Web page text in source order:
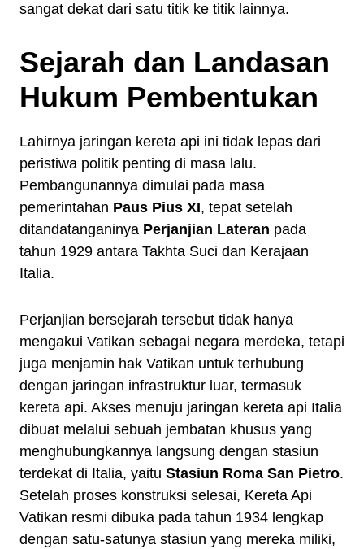
sangat dekat dari satu titik ke titik lainnya.
Sejarah dan Landasan
Hukum Pembentukan
Lahirnya jaringan kereta api ini tidak lepas dari
peristiwa politik penting di masa lalu.
Pembangunannya dimulai pada masa
pemerintahan Paus Pius XI, tepat setelah
ditandatanganinya Perjanjian Lateran pada
tahun 1929 antara Takhta Suci dan Kerajaan
Italia.
Perjanjian bersejarah tersebut tidak hanya
mengakui Vatikan sebagai negara merdeka, tetapi
juga menjamin hak Vatikan untuk terhubung
dengan jaringan infrastruktur luar, termasuk
kereta api. Akses menuju jaringan kereta api Italia
dibuat melalui sebuah jembatan khusus yang
menghubungkannya langsung dengan stasiun
terdekat di Italia, yaitu Stasiun Roma San Pietro.
Setelah proses konstruksi selesai, Kereta Api
Vatikan resmi dibuka pada tahun 1934 lengkap
dengan satu-satunya stasiun yang mereka miliki,